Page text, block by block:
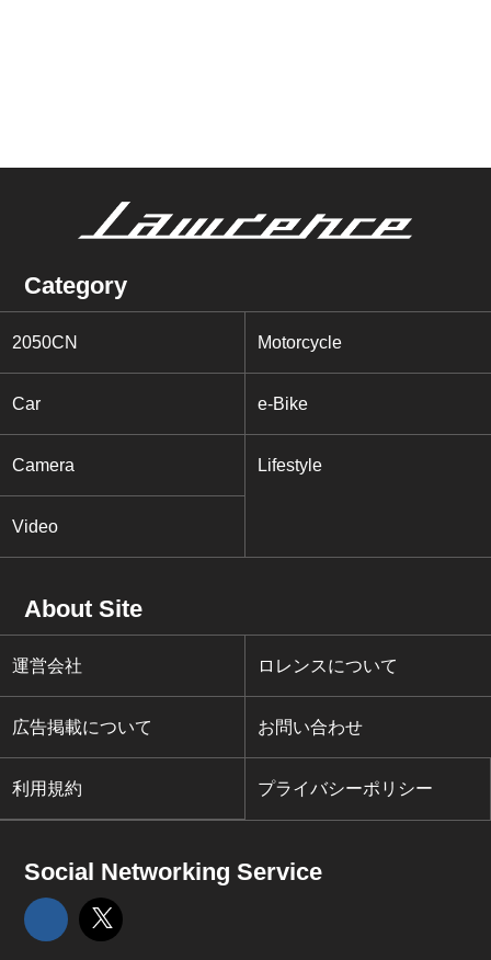
Category
2050CN Motorcycle
Car e-Bike
Camera Lifestyle
Video
About Site
運営会社 ロレンスについて
広告掲載について お問い合わせ
利用規約 プライバシーポリシー
Social Networking Service